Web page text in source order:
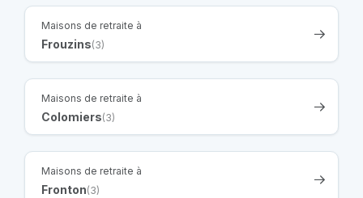
Maisons de retraite à
Frouzins(3)
Maisons de retraite à
Colomiers(3)
Maisons de retraite à
Fronton(3)